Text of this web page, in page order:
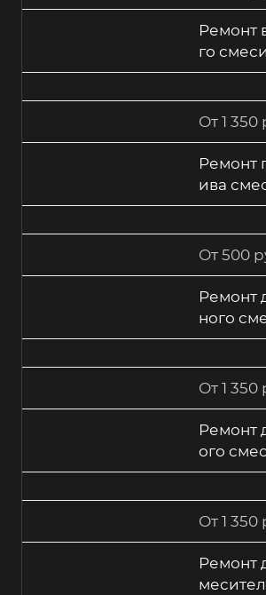
Ремонт
го
От 1 350
Ремонт
ива
От 500
Ремонт
ного
От 1 350
Ремонт
ого
От 1 350
Ремонт